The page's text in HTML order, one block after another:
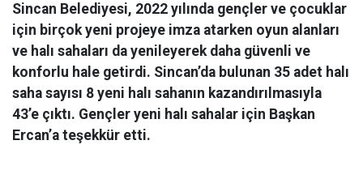
Sincan Belediyesi, 2022 yılında gençler ve çocuklar
için birçok yeni projeye imza atarken oyun alanları
ve halı sahaları da yenileyerek daha güvenli ve
konforlu hale getirdi. Sincan’da bulunan 35 adet halı
saha sayısı 8 yeni halı sahanın kazandırılmasıyla
43’e çıktı. Gençler yeni halı sahalar için Başkan
Ercan’a teşekkür etti.